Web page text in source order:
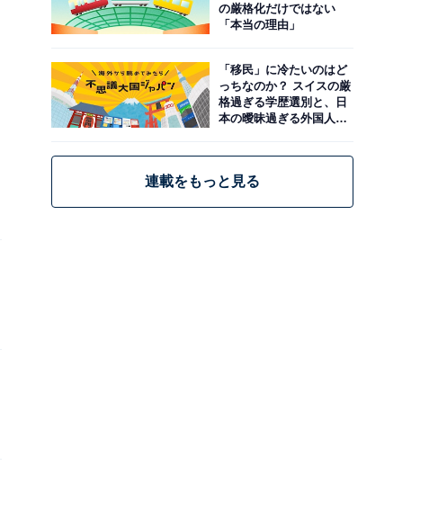
の厳格化だけではない
「本当の理由」
「移民」に冷たいのはど
っちなのか？ スイスの厳
格過ぎる学歴選別と、日
本の曖昧過ぎる外国人政
連載をもっと見る